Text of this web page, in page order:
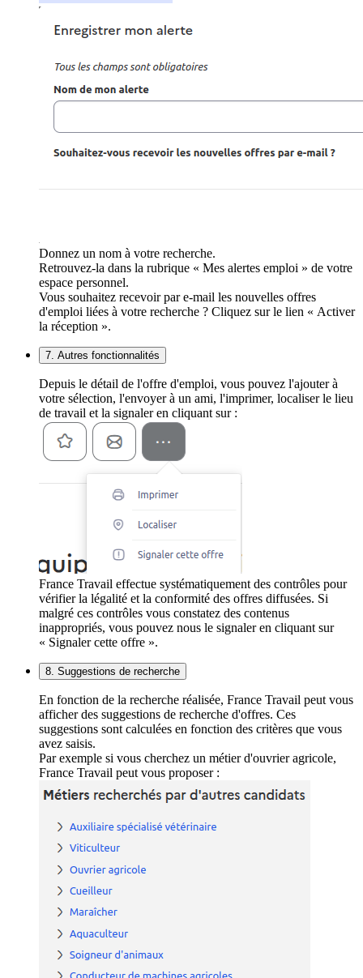
Donnez un nom à votre recherche.
Retrouvez-la dans la rubrique « Mes alertes emploi » de votre
espace personnel.
Vous souhaitez recevoir par e-mail les nouvelles offres
d'emploi liées à votre recherche ? Cliquez sur le lien « Activer
la réception ».
7. Autres fonctionnalités
Depuis le détail de l'offre d'emploi, vous pouvez l'ajouter à
votre sélection, l'envoyer à un ami, l'imprimer, localiser le lieu
de travail et la signaler en cliquant sur :
France Travail effectue systématiquement des contrôles pour
vérifier la légalité et la conformité des offres diffusées. Si
malgré ces contrôles vous constatez des contenus
inappropriés, vous pouvez nous le signaler en cliquant sur
« Signaler cette offre ».
8. Suggestions de recherche
En fonction de la recherche réalisée, France Travail peut vous
afficher des suggestions de recherche d'offres. Ces
suggestions sont calculées en fonction des critères que vous
avez saisis.
Par exemple si vous cherchez un métier d'ouvrier agricole,
France Travail peut vous proposer :